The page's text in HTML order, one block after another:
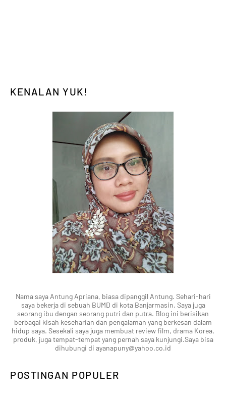
KENALAN YUK!
Nama saya Antung Apriana, biasa dipanggil Antung. Sehari-hari
saya bekerja di sebuah BUMD di kota Banjarmasin. Saya juga
seorang ibu dengan seorang putri dan putra. Blog ini berisikan
berbagai kisah keseharian dan pengalaman yang berkesan dalam
hidup saya. Sesekali saya juga membuat review film, drama Korea,
produk, juga tempat-tempat yang pernah saya kunjungi.Saya bisa
dihubungi di ayanapuny@yahoo.co.id
POSTINGAN POPULER